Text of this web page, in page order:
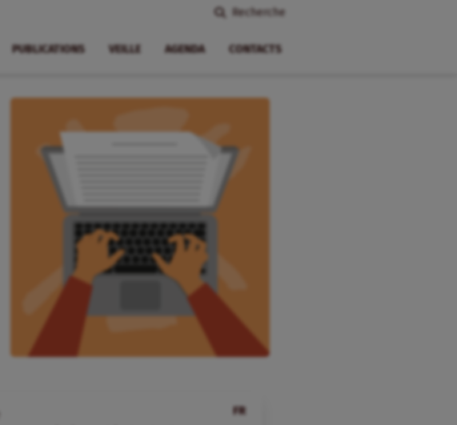
Recherche
PUBLICATIONS VEILLE AGENDA CONTACTS
FR